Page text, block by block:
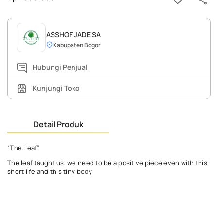
ASSHOF JADE SA
Kabupaten Bogor
Hubungi Penjual
Kunjungi Toko
Detail Produk
“The Leaf”
The leaf taught us, we need to be a positive piece even with this
short life and this tiny body